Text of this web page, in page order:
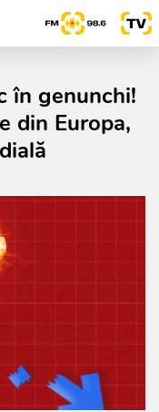
în genunchi!
din Europa,